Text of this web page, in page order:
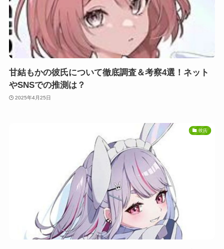
甘結もかの彼氏について徹底調査＆考察4選！ネット
やSNSでの推測は？
2025年4月25日
彼氏